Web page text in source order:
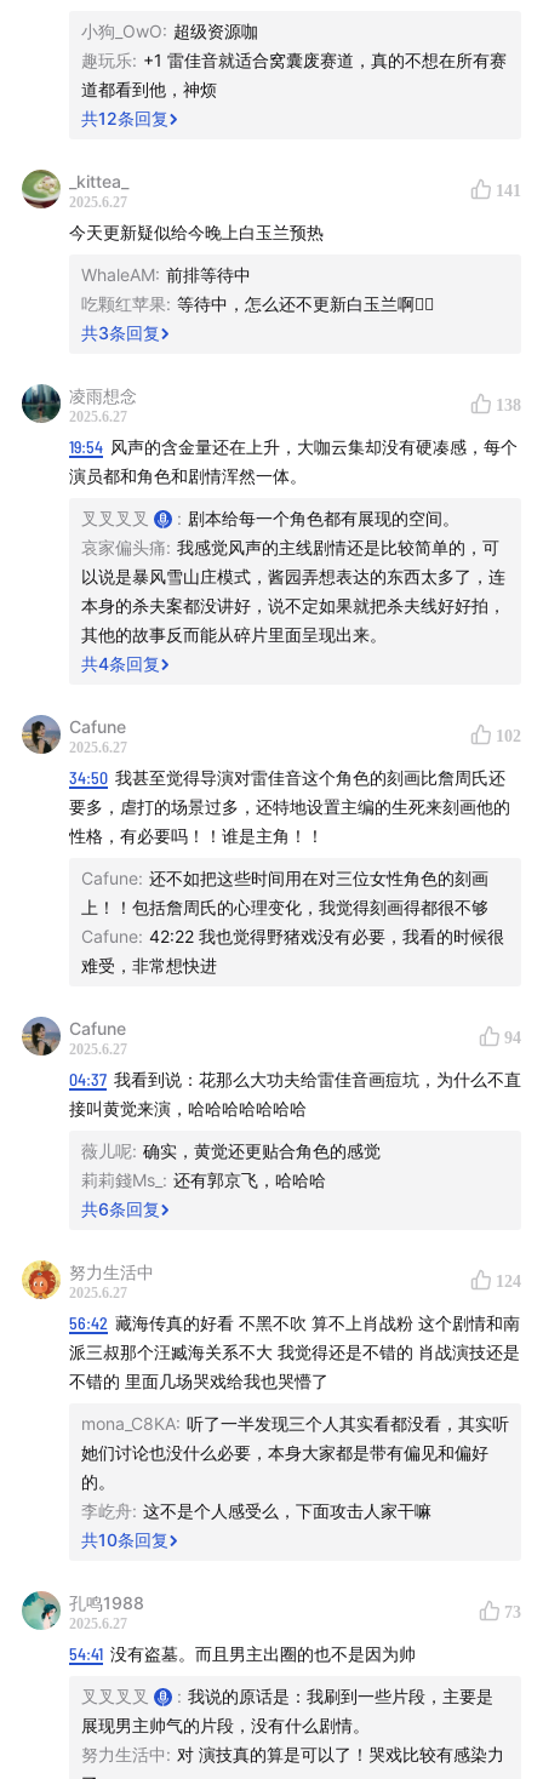
《无尽的尽头》
《长安的荔枝》&浅聊剧方云包场赔款行为
主播：
未来欣，媒体商务，wb@未来欣
锅锅，媒体人，wb@关雁北
叉叉，影视营销从业者，
剪辑：阿鲸
【关于 快乐亚军】
感谢快乐冠军们的收听，欢迎大家关注我们节目的官方微
博@快乐亚军runner-up ；也可以添加小助手平章的wx：
alicia955，注明品牌及来意。最后如果大家可以给我们打
赏，那将是对我们最大的鼓励，真诚鞠躬。
小狗_OwO: 超级资源咖
趣玩乐: +1 雷佳音就适合窝囊废赛道，真的不想在所有赛
道都看到他，神烦
共12条回复
_kittea_
2025.6.27
141
今天更新疑似给今晚上白玉兰预热
WhaleAM: 前排等待中
吃颗红苹果: 等待中，怎么还不更新白玉兰啊😮‍💨
共3条回复
凌雨想念
2025.6.27
138
19:54 风声的含金量还在上升，大咖云集却没有硬凑感，每个
演员都和角色和剧情浑然一体。
叉叉叉叉 : 剧本给每一个角色都有展现的空间。
哀家偏头痛: 我感觉风声的主线剧情还是比较简单的，可
以说是暴风雪山庄模式，酱园弄想表达的东西太多了，连
本身的杀夫案都没讲好，说不定如果就把杀夫线好好拍，
其他的故事反而能从碎片里面呈现出来。
共4条回复
Cafune
2025.6.27
102
34:50 我甚至觉得导演对雷佳音这个角色的刻画比詹周氏还
要多，虐打的场景过多，还特地设置主编的生死来刻画他的
性格，有必要吗！！谁是主角！！
Cafune: 还不如把这些时间用在对三位女性角色的刻画
上！！包括詹周氏的心理变化，我觉得刻画得都很不够
Cafune: 42:22 我也觉得野猪戏没有必要，我看的时候很
难受，非常想快进
Cafune
2025.6.27
94
04:37 我看到说：花那么大功夫给雷佳音画痘坑，为什么不直
接叫黄觉来演，哈哈哈哈哈哈哈
薇儿呢: 确实，黄觉还更贴合角色的感觉
莉莉錢Ms_ : 还有郭京飞，哈哈哈
共6条回复
努力生活中
2025.6.27
124
56:42 藏海传真的好看 不黑不吹 算不上肖战粉 这个剧情和南
派三叔那个汪臧海关系不大 我觉得还是不错的 肖战演技还是
不错的 里面几场哭戏给我也哭懵了
mona_C8KA: 听了一半发现三个人其实看都没看，其实听
她们讨论也没什么必要，本身大家都是带有偏见和偏好
的。
李屹舟: 这不是个人感受么，下面攻击人家干嘛
共10条回复
孔鸣1988
2025.6.27
73
54:41 没有盗墓。而且男主出圈的也不是因为帅
叉叉叉叉 : 我说的原话是：我刷到一些片段，主要是
展现男主帅气的片段，没有什么剧情。
努力生活中: 对 演技真的算是可以了！哭戏比较有感染力